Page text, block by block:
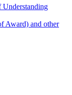
Understanding
Award) and other